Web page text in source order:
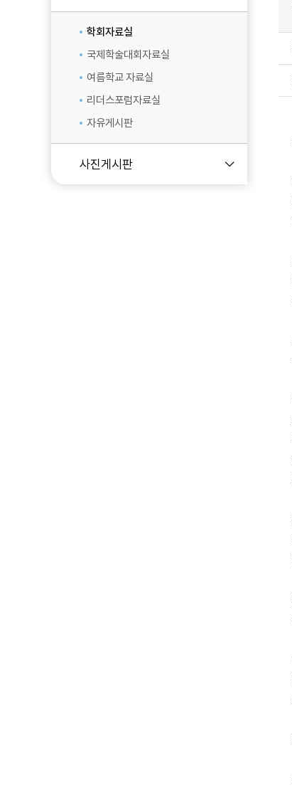
학회자료실
국제학술대회자료실
여름학교 자료실
리더스포럼자료실
자유게시판
사진게시판